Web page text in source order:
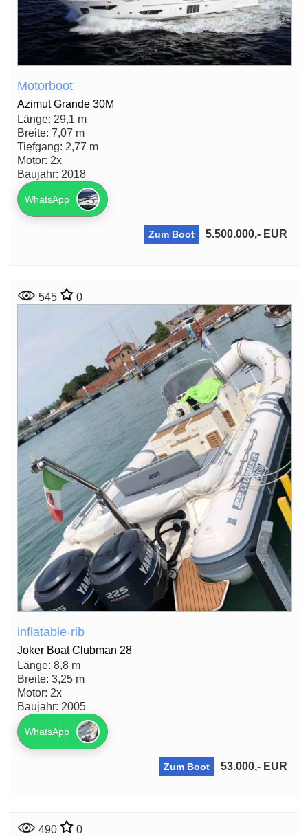
Motorboot
Azimut Grande 30M
Länge: 29,1 m
Breite: 7,07 m
Tiefgang: 2,77 m
Motor: 2x
Baujahr: 2018
WhatsApp
Zum Boot 5.500.000,- EUR
545 0
inflatable-rib
Joker Boat Clubman 28
Länge: 8,8 m
Breite: 3,25 m
Motor: 2x
Baujahr: 2005
WhatsApp
Zum Boot 53.000,- EUR
490 0